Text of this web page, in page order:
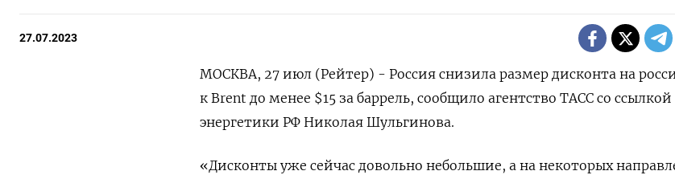
27.07.2023
МОСКВА, 27 июл (Рейтер) - Россия снизила размер дисконта на
к Brent до менее $15 за баррель, сообщило агентство ТАСС со
энергетики РФ Николая Шульгинова.
«Дисконты уже сейчас довольно небольшие, а на некоторых